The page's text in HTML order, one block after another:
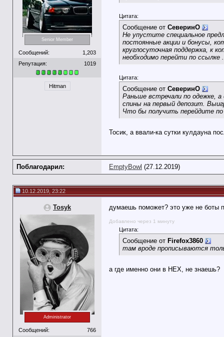
Senior Member
Сообщений:
1,203
Репутация:
1019
Hitman
Цитата:
Сообщение от СеверинО
Не упустите специальное
постоянные акции и бонусы,
круглосуточная поддержка, к
необходимо перейти по
Цитата:
Сообщение от СеверинО
Раньше встречали по одежке,
спины на первый депозит.
Что бы получить перейдите по
Тосик, а ввали-ка сутки кулдауна
Поблагодарил: EmptyBowl (27.12.2019)
10.12.2019, 23:22
Tosyk
Administrator
Сообщений:
766
думаешь поможет? это уже не боты
Добавлено через 1 минуту
Цитата:
Сообщение от Firefox3860
там вроде прописываются
а где именно они в HEX, не знаешь?